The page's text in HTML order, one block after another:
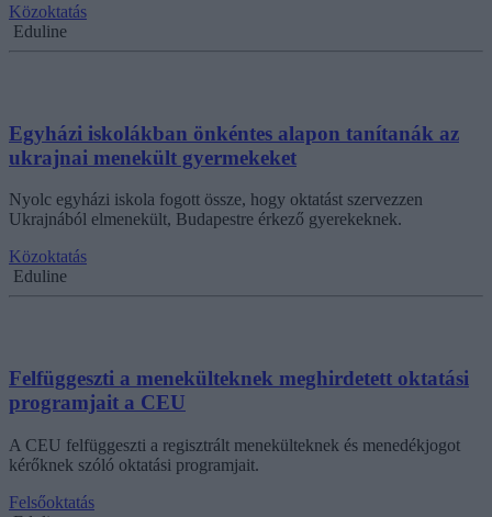
Közoktatás
Eduline
Egyházi iskolákban önkéntes alapon tanítanák az
ukrajnai menekült gyermekeket
Nyolc egyházi iskola fogott össze, hogy oktatást szervezzen
Ukrajnából elmenekült, Budapestre érkező gyerekeknek.
Közoktatás
Eduline
Felfüggeszti a menekülteknek meghirdetett oktatási
programjait a CEU
A CEU felfüggeszti a regisztrált menekülteknek és menedékjogot
kérőknek szóló oktatási programjait.
Felsőoktatás